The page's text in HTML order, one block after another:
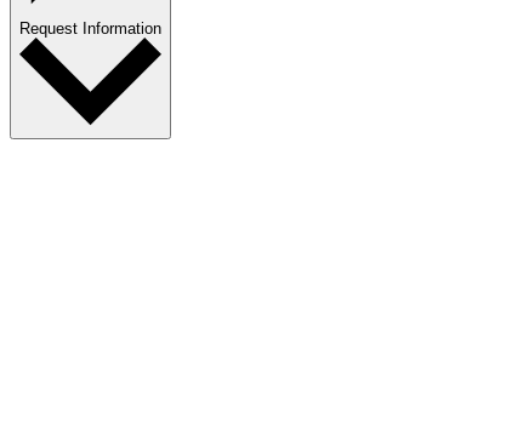
Request Information